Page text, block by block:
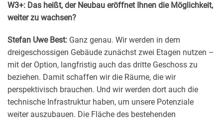
W3+: Das heißt, der Neubau eröffnet Ihnen die Möglichkeit,
weiter zu wachsen?
Stefan Uwe Best: Ganz genau. Wir werden in dem
dreigeschossigen Gebäude zunächst zwei Etagen nutzen –
mit der Option, langfristig auch das dritte Geschoss zu
beziehen. Damit schaffen wir die Räume, die wir
perspektivisch brauchen. Und wir werden dort auch die
technische Infrastruktur haben, um unsere Potenziale
weiter auszubauen. Die Fläche des bestehenden